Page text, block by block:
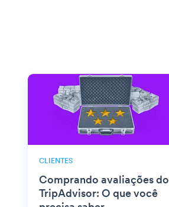
CLIENTES
Comprando avaliações do
TripAdvisor: O que você